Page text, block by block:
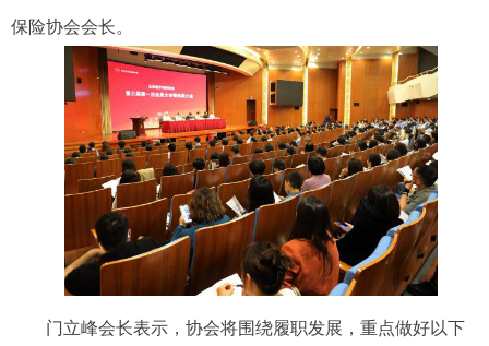
保险协会会长。
门立峰会长表示，协会将围绕履职发展，重点做好以下